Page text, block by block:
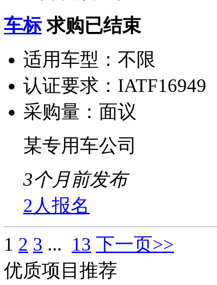
车标 求购已结束
适用车型： 不限
认证要求： IATF16949
采购量： 面议
某专用车公司
3个月前发布
2人报名
1 2 3 ... 13 下一页>>
优质项目推荐